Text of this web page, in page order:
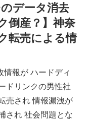
データ消去
倒産？】神奈
転売による情
報が ハードディ
ドリンクの男性社
売され 情報漏洩が
され 社会問題とな